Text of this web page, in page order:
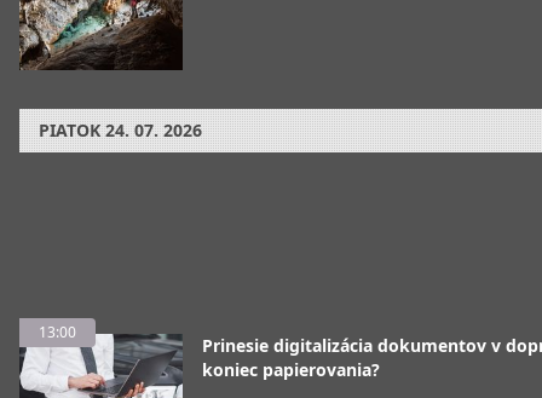
PIATOK 24. 07. 2026
13:00
Prinesie digitalizácia dokumentov v
koniec papierovania?